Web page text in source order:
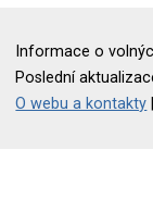
Informace o
Poslední
O webu a kontakty